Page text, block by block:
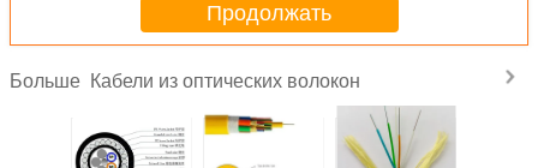
Продолжать
Больше Кабели из оптических волокон